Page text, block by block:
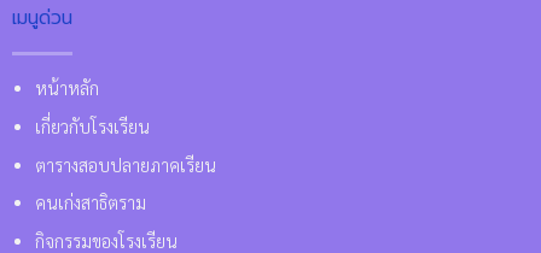
เมนูด่วน
หน้าหลัก
เกี่ยวกับโรงเรียน
ตารางสอบปลายภาคเรียน
คนเก่งสาธิตราม
กิจกรรมของโรงเรียน